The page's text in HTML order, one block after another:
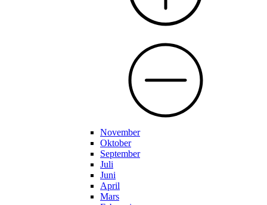
November
Oktober
September
Juli
Juni
April
Mars